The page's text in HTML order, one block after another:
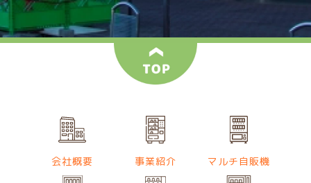
会社概要 事業紹介 マルチ自販機